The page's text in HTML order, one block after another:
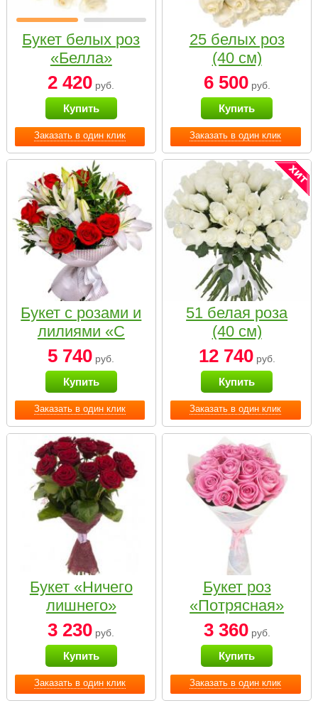
Заказать в один клик
Букет белых роз
«Белла»
2 420 руб.
Купить
Заказать в один клик
25 белых роз
(40 см)
6 500руб.
Купить
Заказать в один клик
Букет с розами и
лилиями «С
наилучшими
пожеланиями»
5 740 руб.
Купить
Заказать в один клик
51 белая роза
(40 см)
12 740руб.
Купить
Заказать в один клик
Букет «Ничего
лишнего»
3 230 руб.
Купить
Заказать в один клик
Букет роз
«Потрясная»
3 360руб.
Купить